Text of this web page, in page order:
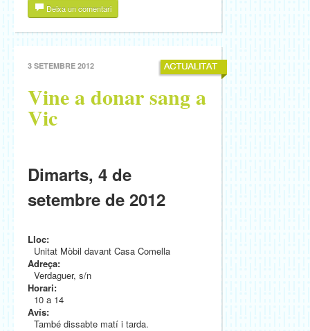
Deixa un comentari
3 SETEMBRE 2012
Vine a donar sang a
Vic
Dimarts, 4 de
setembre de 2012
Lloc:
Unitat Mòbil davant Casa Comella
Adreça:
Verdaguer, s/n
Horari:
10 a 14
Avís:
També dissabte matí i tarda.